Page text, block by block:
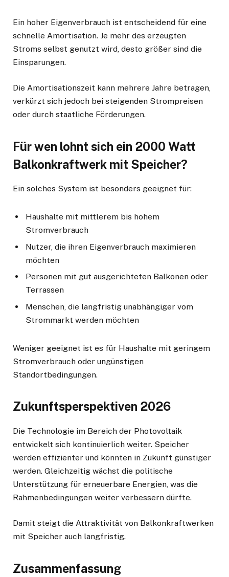
Ein hoher Eigenverbrauch ist entscheidend für eine
schnelle Amortisation. Je mehr des erzeugten
Stroms selbst genutzt wird, desto größer sind die
Einsparungen.
Die Amortisationszeit kann mehrere Jahre betragen,
verkürzt sich jedoch bei steigenden Strompreisen
oder durch staatliche Förderungen.
Für wen lohnt sich ein 2000 Watt
Balkonkraftwerk mit Speicher?
Ein solches System ist besonders geeignet für:
Haushalte mit mittlerem bis hohem
Stromverbrauch
Nutzer, die ihren Eigenverbrauch maximieren
möchten
Personen mit gut ausgerichteten Balkonen oder
Terrassen
Menschen, die langfristig unabhängiger vom
Strommarkt werden möchten
Weniger geeignet ist es für Haushalte mit geringem
Stromverbrauch oder ungünstigen
Standortbedingungen.
Zukunftsperspektiven 2026
Die Technologie im Bereich der Photovoltaik
entwickelt sich kontinuierlich weiter. Speicher
werden effizienter und könnten in Zukunft günstiger
werden. Gleichzeitig wächst die politische
Unterstützung für erneuerbare Energien, was die
Rahmenbedingungen weiter verbessern dürfte.
Damit steigt die Attraktivität von Balkonkraftwerken
mit Speicher auch langfristig.
Zusammenfassung